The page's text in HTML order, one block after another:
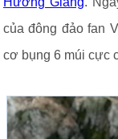
của đông đảo fan
cơ bụng 6 múi cực